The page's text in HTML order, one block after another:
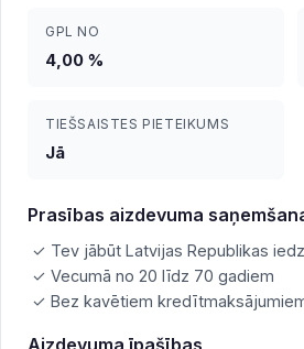
GPL NO
4,00 %
TIEŠSAISTES PIETEIKUMS
Jā
Prasības aizdevuma
✓ Tev jābūt Latvijas Republikas
✓ Vecumā no 20 līdz 70 gadiem
✓ Bez kavētiem